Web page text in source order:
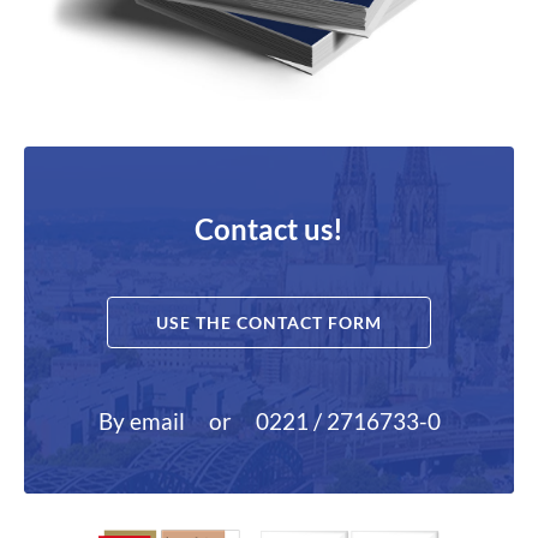
Contact us!
USE THE CONTACT FORM
By email or 0221 / 2716733-0